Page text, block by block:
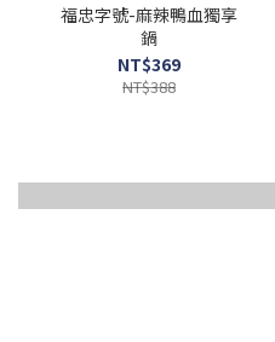
福忠字號-麻辣鴨血獨享
鍋
NT$369
NT$388